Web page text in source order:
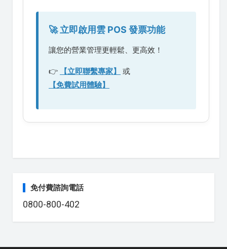
🚀 立即啟用雲 POS 發票功能
讓您的營業管理更輕鬆、更高效！
👉 【立即聯繫專家】
或
【免費試用體驗】
免付費諮詢電話
0800-800-402